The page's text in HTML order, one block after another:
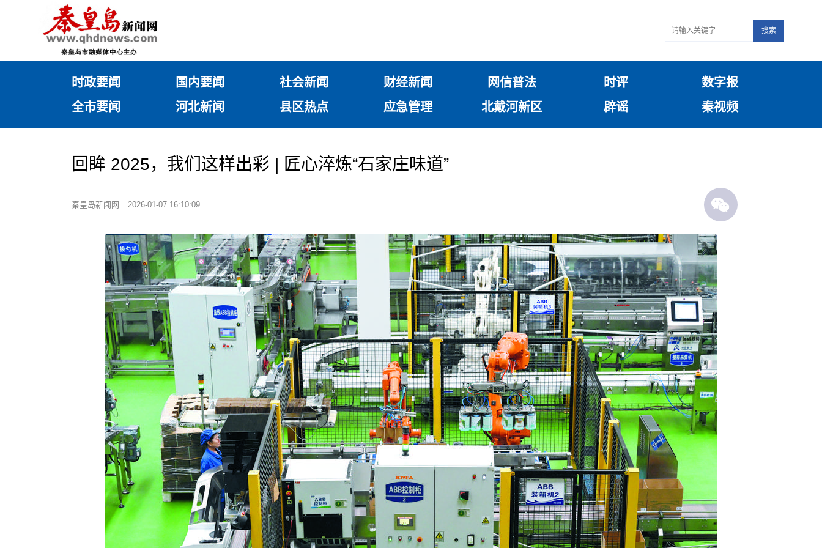
搜索
时政要闻 国内要闻 社会新闻 财经新闻 网信普法 时评
数字报
全市要闻
河北新闻 县区热点 应急管理 北戴河新区 辟谣 秦视频
回眸 2025，我们这样出彩 | 匠心淬炼“石家庄味道”
秦皇岛新闻网 2026-01-07 16:10:09